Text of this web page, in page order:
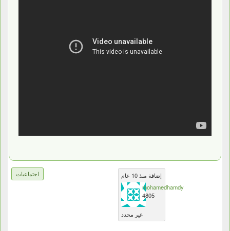
اجتماعيات
إضافة منذ 10 عام
mohamedhamdy
4805
غير محدد